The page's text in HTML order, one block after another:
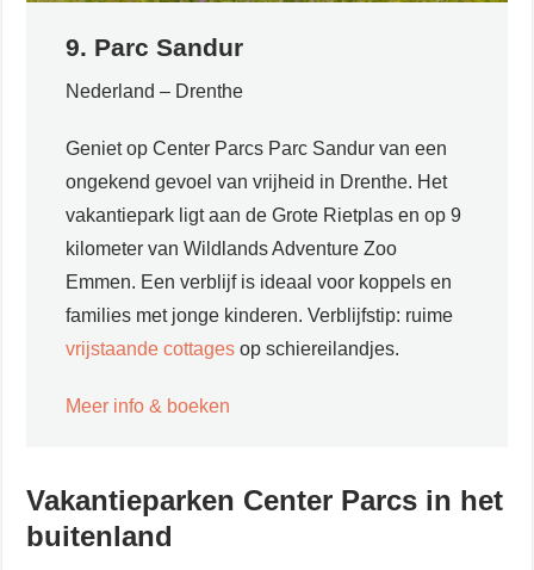
9. Parc Sandur
Nederland – Drenthe
Geniet op Center Parcs Parc Sandur van een
ongekend gevoel van vrijheid in Drenthe. Het
vakantiepark ligt aan de Grote Rietplas en op 9
kilometer van Wildlands Adventure Zoo
Emmen. Een verblijf is ideaal voor koppels en
families met jonge kinderen. Verblijfstip: ruime
vrijstaande cottagesop schiereilandjes.
Meer info & boeken
Vakantieparken Center Parcs in het
buitenland